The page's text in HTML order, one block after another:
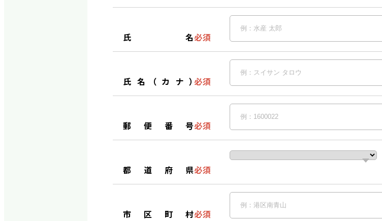
氏名必須
氏名（カナ） 必須
郵便番号必須
都道府県必須
市区町村必須